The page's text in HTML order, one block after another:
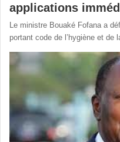
applications
Le ministre Bouaké Fofana a
portant code de l’hygiène et de